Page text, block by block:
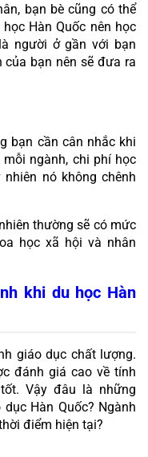
bạn bè cũng có thể
Hàn Quốc nên học
người ở gần với bạn
của bạn nên sẽ đưa ra
bạn cần cân nhắc khi
ngành, chi phí học
nó không chênh
thường sẽ có mức
học xã hội và nhân
khi du học Hàn
giáo dục chất lượng.
đánh giá cao về tính
Vậy đâu là những
Hàn Quốc? Ngành
điểm hiện tại?